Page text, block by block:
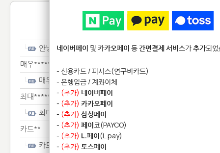
1:1 문
안녕***
매우************
매우************
최대************
최대************
카드**
카드**
네이버페이 및 카카오페이 등간편결제 서비스가추가되
- 신용카드 / 피시스(연구비카드)
- 은행입금 / 계좌이체
- (추가) 네이버페이
- (추가) 카카오페이
- (추가) 삼성페이
- (추가) 페이코(PAYCO)
- (추가) L.페이(L.pay)
- (추가) 토스페이